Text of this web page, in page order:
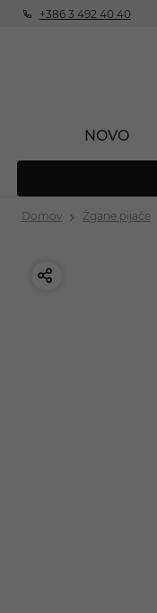
+386 3 492 40 40
NOVO
Domov Žgane pijače